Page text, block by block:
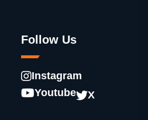
Follow Us
Instagram
Youtube
X